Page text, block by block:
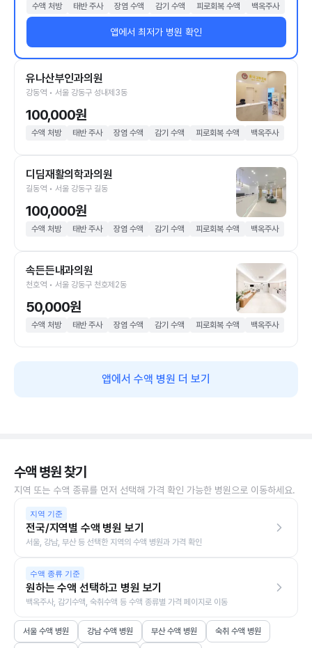
수액 처방
태반 주사 장염 수액 감기 수액 피로회복 수액 백옥주사
앱에서 최저가 병원 확인
유나산부인과의원
강동역 • 서울 강동구 성내제3동
100,000원
수액 처방 태반 주사 장염 수액 감기 수액 피로회복 수액 백옥주사
디딤재활의학과의원
길동역 • 서울 강동구 길동
100,000원
수액 처방 태반 주사 장염 수액 감기 수액 피로회복 수액 백옥주사
속든든내과의원
천호역 • 서울 강동구 천호제2동
50,000원
수액 처방 태반 주사 장염 수액 감기 수액 피로회복 수액 백옥주사
앱에서 수액 병원 더 보기
수액 병원 찾기
지역 또는 수액 종류를 먼저 선택해 가격 확인 가능한 병원으로 이동하세요.
지역 기준
전국/지역별 수액 병원 보기
서울, 강남, 부산 등 선택한 지역의 수액 병원과 가격 확인
수액 종류 기준
원하는 수액 선택하고 병원 보기
백옥주사, 감기수액, 숙취수액 등 수액 종류별 가격 페이지로 이동
서울 수액 병원 강남 수액 병원 부산 수액 병원 숙취 수액 병원